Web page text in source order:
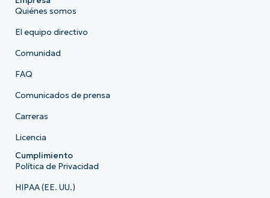
Quiénes somos
El equipo directivo
Comunidad
FAQ
Comunicados de prensa
Carreras
Licencia
Cumplimiento
Política de Privacidad
HIPAA (EE. UU.)